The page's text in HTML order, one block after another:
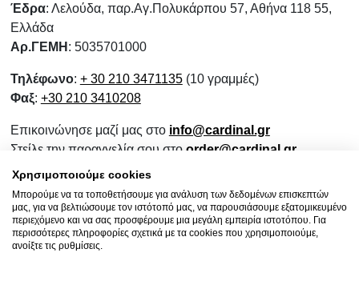
Έδρα: Λελούδα, παρ.Αγ.Πολυκάρπου 57, Αθήνα 118 55,
Ελλάδα
Αρ.ΓΕΜΗ : 5035701000
Τηλέφωνο: + 30 210 3471135(10 γραμμές)
Φαξ: +30 210 3410208
Επικοινώνησε μαζί μας στο info@cardinal.gr
Στείλε την παραγγελία σου στο order@cardinal.gr
Για αγορές λιανικής
www.wokshop.gr
Όροι Χρήσης
Πολιτική Προστασίας Προσωπικών Δεδομένων
Πολιτική Επιστροφών
Χρησιμοποιούμε cookies
Μπορούμε να τα τοποθετήσουμε για ανάλυση των δεδομένων επισκεπτών
μας, για να βελτιώσουμε τον ιστότοπό μας, να παρουσιάσουμε εξατομικευμένο
περιεχόμενο και να σας προσφέρουμε μια μεγάλη εμπειρία ιστοτόπου. Για
περισσότερες πληροφορίες σχετικά με τα cookies που χρησιμοποιούμε,
ανοίξτε τις ρυθμίσεις.